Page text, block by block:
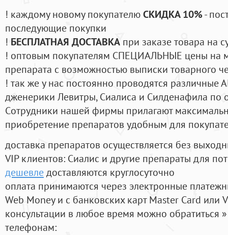
! каждому новому покупателюСКИДКА 10%-
последующие покупки
! БЕСПЛАТНАЯ ДОСТАВКА при заказе товара на
! оптовым покупателям СПЕЦИАЛЬНЫЕ цены на
препарата с возможностью выписки товарного
! так же у нас постоянно проводятся
дженерики Левитры, Сиалиса и Силденафила по
Cотрудники нашей фирмы прилагают
приобретение препаратов удобным для
доставка препаратов осуществляется без
VIP клиентов: Сиалис и другие препараты для
дешевледоставляются круглосуточно
оплата принимаются через электронные
Web Money и с банковских карт Master Card или
консультации в любое время можно обратиться
телефонам: